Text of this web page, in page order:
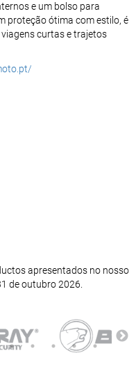
e um bolso para
proteção ótima com estilo, é
curtas e trajetos
apresentados no nosso
de outubro 2026.